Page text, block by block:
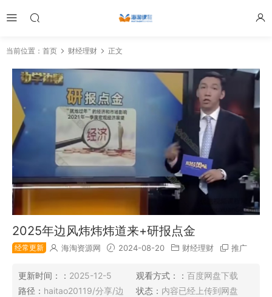
当前位置： 首页 财经理财 正文
2025年边风炜炜炜道来+研报点金
经常更新 海淘资源网 2024-08-20 财经理财 推广
更新时间：： 2025-12-5 观看方式：： 百度网盘下载
路径： haitao20119/分享/边
状态： 内容已经上传到网盘